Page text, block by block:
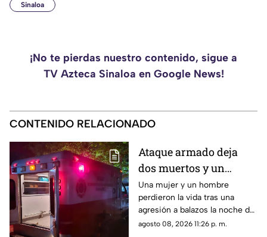
Sinaloa
¡No te pierdas nuestro contenido, sigue a
TV Azteca Sinaloa en Google News!
CONTENIDO RELACIONADO
Ataque armado deja
dos muertos y un
herido en la
sindicatura de Villa
Unión, Mazatlán
Una mujer y un hombre
perdieron la vida tras una
agresión a balazos la noche de
este sábado; un joven de 26
agosto 08, 2026 11:26 p. m.